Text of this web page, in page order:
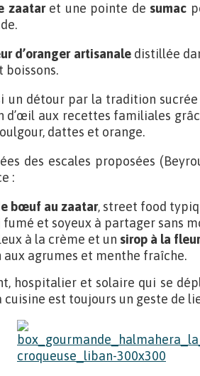
zaataret une pointe de sumac
d’oranger artisanaledistillée
boissons.
un détour par la tradition
d’œil aux recettes familiales
dattes et orange.
des escales proposées
:
bœuf au zaatar, street food
fumé et soyeux à partager sans
à la crème et un sirop à la
aux agrumes et menthe fraîche.
hospitalier et solaire qui se
est toujours un geste de